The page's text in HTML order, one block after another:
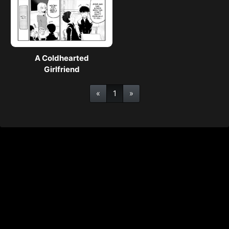
A Coldhearted
Girlfriend
« 1 »